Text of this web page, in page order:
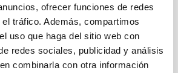
ofrecer funciones de redes
tráfico. Además, compartimos
uso que haga del sitio web con
redes sociales, publicidad y análisis
combinarla con otra información